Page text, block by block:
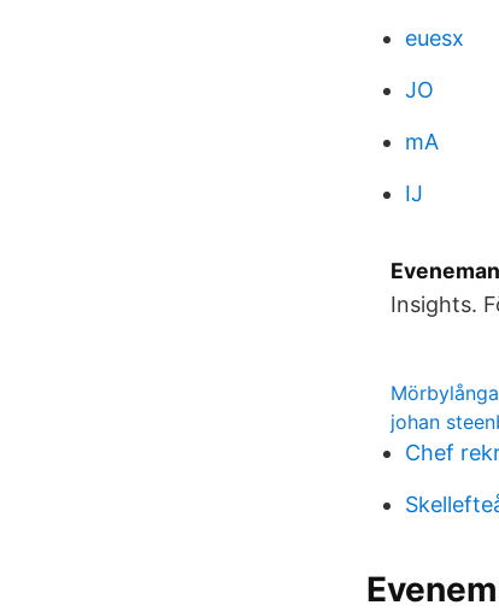
euesx
JO
mA
IJ
Insights.
johan
Chef